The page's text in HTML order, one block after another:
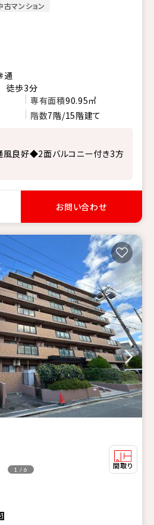
古マンション
通
徒歩3分
専有面積90.95㎡
階数7階/15階建て
良好◆2面バルコニー付き3方
お問い合わせ
1 / 6